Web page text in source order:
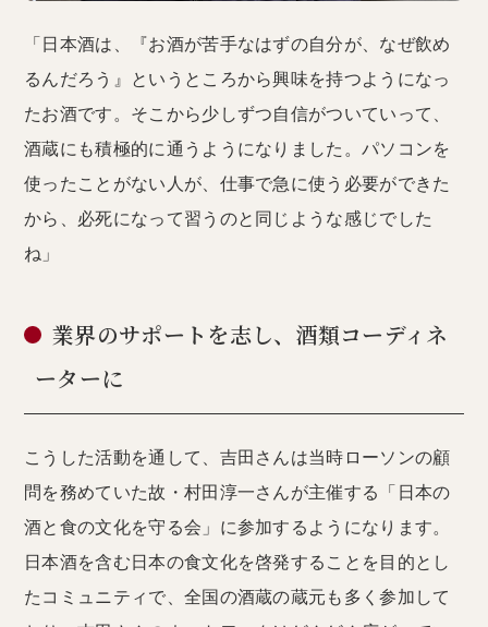
「日本酒は、『お酒が苦手なはずの自分が、なぜ飲め
るんだろう』というところから興味を持つようになっ
たお酒です。そこから少しずつ自信がついていって、
酒蔵にも積極的に通うようになりました。パソコンを
使ったことがない人が、仕事で急に使う必要ができた
から、必死になって習うのと同じような感じでした
ね」
業界のサポートを志し、酒類コーディネ
ーターに
こうした活動を通して、吉田さんは当時ローソンの顧
問を務めていた故・村田淳一さんが主催する「日本の
酒と食の文化を守る会」に参加するようになります。
日本酒を含む日本の食文化を啓発することを目的とし
たコミュニティで、全国の酒蔵の蔵元も多く参加して